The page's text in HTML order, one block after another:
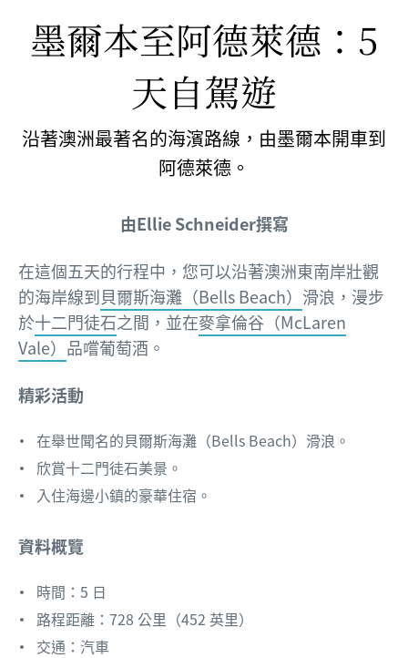
墨爾本至阿德萊德：5
天自駕遊
沿著澳洲最著名的海濱路線，由墨爾本開車到
阿德萊德。
由Ellie Schneider撰寫
在這個五天的行程中，您可以沿著澳洲東南岸壯觀
的海岸線到貝爾斯海灘（Bells Beach） 滑浪，漫步
於十二門徒石之間，並在麥拿倫谷（McLaren
Vale） 品嚐葡萄酒。
精彩活動
在舉世聞名的貝爾斯海灘（Bells Beach）滑浪。
欣賞十二門徒石美景。
入住海邊小鎮的豪華住宿。
資料概覽
時間：5 日
路程距離：728 公里（452 英里）
交通：汽車